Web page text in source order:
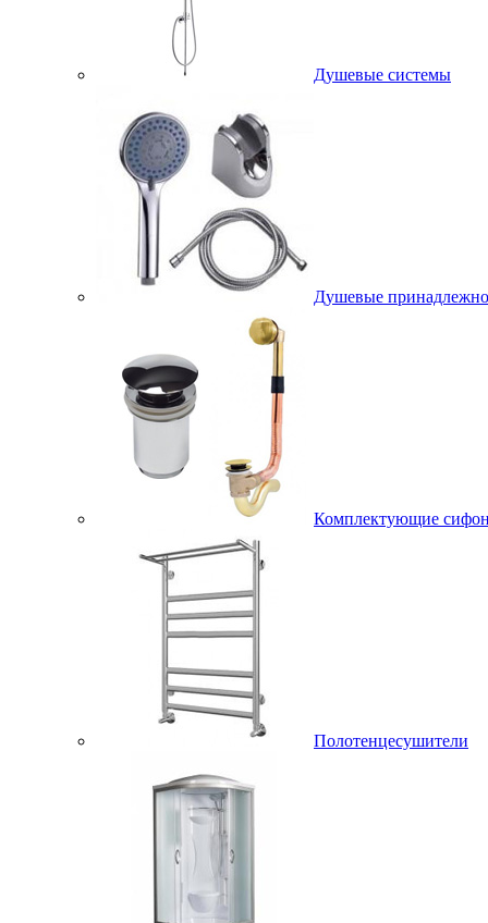
Душевые системы
Душевые
Комплектующие
Полотенцесушители